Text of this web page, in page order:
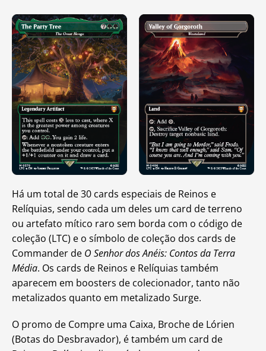
Há um total de 30 cards especiais de Reinos e
Relíquias, sendo cada um deles um card de terreno
ou artefato mítico raro sem borda com o código de
coleção (LTC) e o símbolo de coleção dos cards de
Commander de O Senhor dos Anéis: Contos da Terra
Média. Os cards de Reinos e Relíquias também
aparecem em boosters de colecionador, tanto não
metalizados quanto em metalizado Surge.
O promo de Compre uma Caixa, Broche de Lórien
(Botas do Desbravador), é também um card de